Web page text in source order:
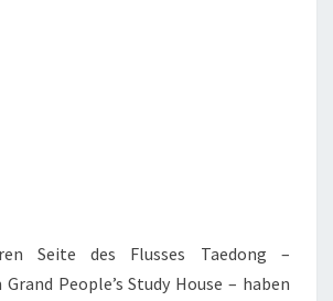
Seite des Flusses Taedong –
People’s Study House – haben